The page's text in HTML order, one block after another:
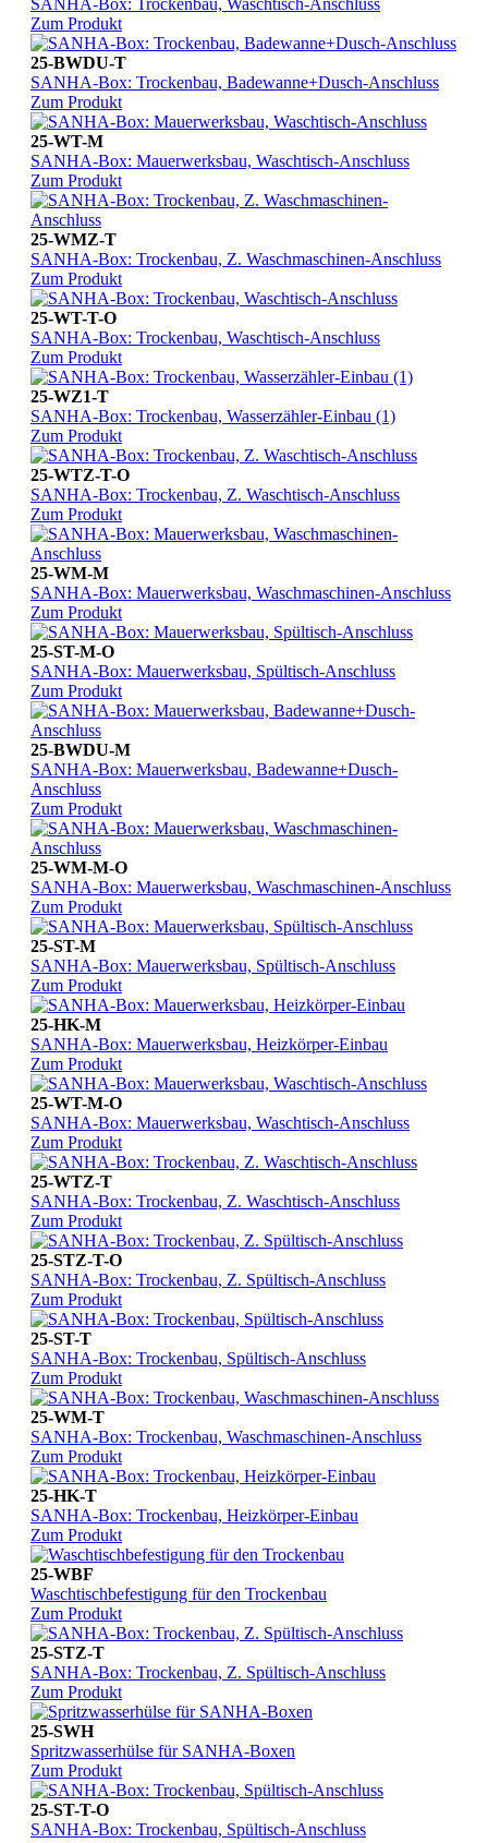
Zum Produkt
25-BWDU-T
SANHA-Box: Trockenbau, Badewanne+Dusch-Anschluss
Zum Produkt
25-WT-M
SANHA-Box: Mauerwerksbau, Waschtisch-Anschluss
Zum Produkt
25-WMZ-T
SANHA-Box: Trockenbau, Z. Waschmaschinen-Anschluss
Zum Produkt
25-WT-T-O
SANHA-Box: Trockenbau, Waschtisch-Anschluss
Zum Produkt
25-WZ1-T
SANHA-Box: Trockenbau, Wasserzähler-Einbau (1)
Zum Produkt
25-WTZ-T-O
SANHA-Box: Trockenbau, Z. Waschtisch-Anschluss
Zum Produkt
25-WM-M
SANHA-Box: Mauerwerksbau, Waschmaschinen-Anschluss
Zum Produkt
25-ST-M-O
SANHA-Box: Mauerwerksbau, Spültisch-Anschluss
Zum Produkt
25-BWDU-M
SANHA-Box: Mauerwerksbau, Badewanne+Dusch-
Anschluss
Zum Produkt
25-WM-M-O
SANHA-Box: Mauerwerksbau, Waschmaschinen-Anschluss
Zum Produkt
25-ST-M
SANHA-Box: Mauerwerksbau, Spültisch-Anschluss
Zum Produkt
25-HK-M
SANHA-Box: Mauerwerksbau, Heizkörper-Einbau
Zum Produkt
25-WT-M-O
SANHA-Box: Mauerwerksbau, Waschtisch-Anschluss
Zum Produkt
25-WTZ-T
SANHA-Box: Trockenbau, Z. Waschtisch-Anschluss
Zum Produkt
25-STZ-T-O
SANHA-Box: Trockenbau, Z. Spültisch-Anschluss
Zum Produkt
25-ST-T
SANHA-Box: Trockenbau, Spültisch-Anschluss
Zum Produkt
25-WM-T
SANHA-Box: Trockenbau, Waschmaschinen-Anschluss
Zum Produkt
25-HK-T
SANHA-Box: Trockenbau, Heizkörper-Einbau
Zum Produkt
25-WBF
Waschtischbefestigung für den Trockenbau
Zum Produkt
25-STZ-T
SANHA-Box: Trockenbau, Z. Spültisch-Anschluss
Zum Produkt
25-SWH
Spritzwasserhülse für SANHA-Boxen
Zum Produkt
25-ST-T-O
SANHA-Box: Trockenbau, Spültisch-Anschluss